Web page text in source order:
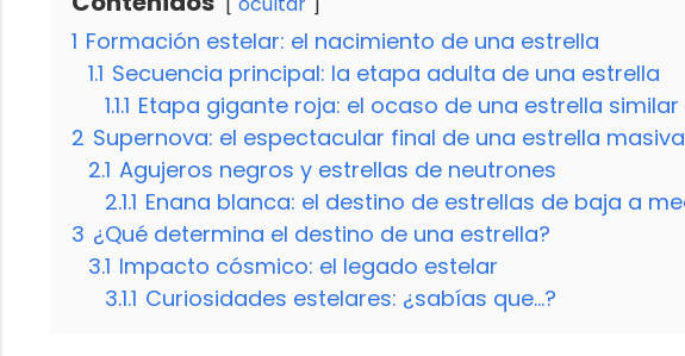
1 Formación estelar: el nacimiento de una estrella
1.1 Secuencia principal: la etapa adulta de una estrella
1.1.1 Etapa gigante roja: el ocaso de una estrella similar
2 Supernova: el espectacular final de una estrella masiva
2.1 Agujeros negros y estrellas de neutrones
2.1.1 Enana blanca: el destino de estrellas de baja a
3 ¿Qué determina el destino de una estrella?
3.1 Impacto cósmico: el legado estelar
3.1.1 Curiosidades estelares: ¿sabías que…?